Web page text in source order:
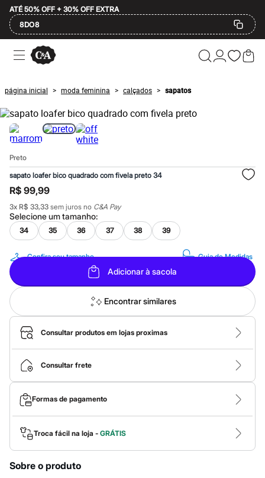
ATÉ 50% OFF + 30% OFF EXTRA
8DO8
Ofertas
Compre por Departamento
Masculino
Infantil
Calçados
Plus Size
2 calçados por R$189
2 peças por R$199
3 itens de beleza por R$129
Até 20% off
Até 40% off
Até 60% off
A partir de 60% off
Feminino
Em alta
Inverno
Novidades
Roupas
Blusas e Camisetas
Básicos
Calças
Casacos e Jaquetas
Jeans
Macacões
Saias
Shorts e Bermudas
Vestidos
Acessórios
Bolsas
Bonés e Chapéus
Bijoux
Cintos
Óculos
Relógios
Calçados
Botas
Chinelos
página inicial > moda feminina > calçados > sapatos
Preto
sapato loafer bico quadrado com fivela preto 34
R$ 99,99
3x R$ 33,33 sem juros no C&A Pay
Selecione umtamanho:
34 35 36 37 38 39
Confira seu tamanho Guia de Medidas
Adicionar à sacola
Encontrar similares
Consultar produtos em lojas proximas
Consultar frete
Formas de pagamento
Troca fácil na loja - GRÁTIS
Sobre o produto